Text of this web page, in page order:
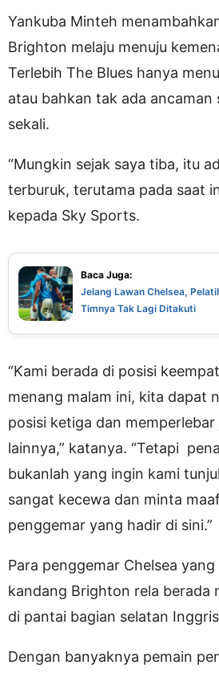
Yankuba Minteh
Brighton melaju menuju
Terlebih The Blues hanya
atau bahkan tak ada ancaman
sekali.
“Mungkin sejak saya tiba, itu
terburuk, terutama pada saat
kepada Sky Sports.
Baca Juga:
Jelang Lawan Chelsea,
Timnya Tak Lagi Ditakuti
“Kami berada di posisi
menang malam ini, kita dapat
posisi ketiga dan
lainnya,” katanya. “Tetapi
bukanlah yang ingin kami
sangat kecewa dan minta
penggemar yang hadir di sini.”
Para penggemar Chelsea
kandang Brighton rela berada
di pantai bagian selatan
Dengan banyaknya pemain